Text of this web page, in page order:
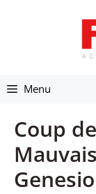
Menu
Coup